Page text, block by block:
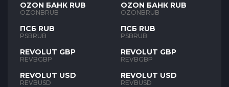
OZON БАНК RUB
OZONBRUB
ПСБ RUB
PSBRUB
REVOLUT GBP
REVBGBP
REVOLUT USD
REVBUSD
OZON БАНК RUB
OZONBRUB
ПСБ RUB
PSBRUB
REVOLUT GBP
REVBGBP
REVOLUT USD
REVBUSD